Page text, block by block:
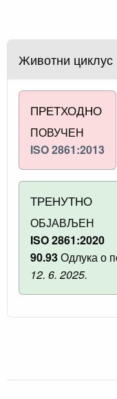
Животни циклус
ПРЕТХОДНО
ПОВУЧЕН
ISO 2861:2013
ТРЕНУТНО
ОБЈАВЉЕН
ISO 2861:2020
90.93Одлука о
12. 6. 2025.